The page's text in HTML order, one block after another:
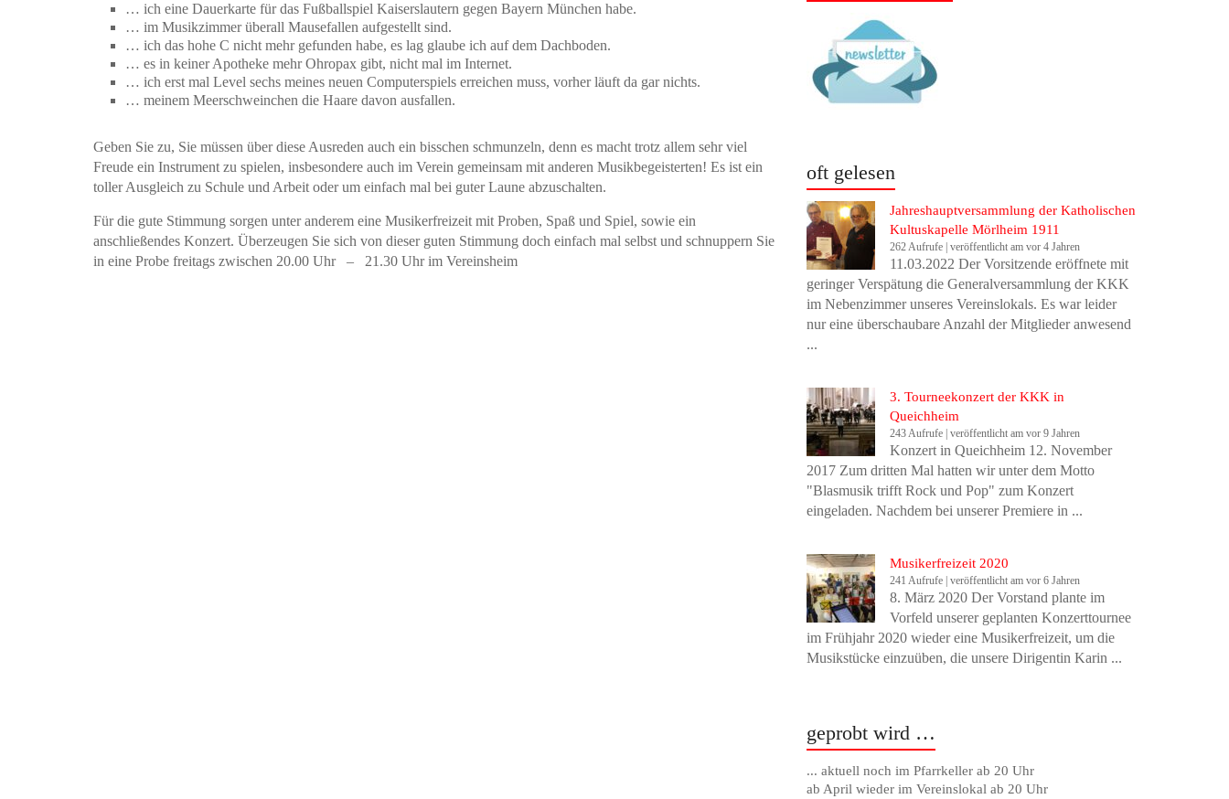
… ich eine Dauerkarte für das Fußballspiel Kaiserslautern gegen Bayern München habe.
… im Musikzimmer überall Mausefallen aufgestellt sind.
… ich das hohe C nicht mehr gefunden habe, es lag glaube ich auf dem Dachboden.
… es in keiner Apotheke mehr Ohropax gibt, nicht mal im Internet.
… ich erst mal Level sechs meines neuen Computerspiels erreichen muss, vorher läuft da gar nichts.
… meinem Meerschweinchen die Haare davon ausfallen.
Geben Sie zu, Sie müssen über diese Ausreden auch ein bisschen schmunzeln, denn es macht trotz allem sehr viel
Freude ein Instrument zu spielen, insbesondere auch im Verein gemeinsam mit anderen Musikbegeisterten! Es ist ein
toller Ausgleich zu Schule und Arbeit oder um einfach mal bei guter Laune abzuschalten.
Für die gute Stimmung sorgen unter anderem eine Musikerfreizeit mit Proben, Spaß und Spiel, sowie ein
anschließendes Konzert. Überzeugen Sie sich von dieser guten Stimmung doch einfach mal selbst und schnuppern Sie
in eine Probe freitags zwischen 20.00 Uhr – 21.30 Uhr im Vereinsheim
oft gelesen
Jahreshauptversammlung der Katholischen
Kultuskapelle Mörlheim 1911
262 Aufrufe |veröffentlicht am vor 4 Jahren
11.03.2022 Der Vorsitzende eröffnete mit
geringer Verspätung die Generalversammlung der KKK
im Nebenzimmer unseres Vereinslokals. Es war leider
nur eine überschaubare Anzahl der Mitglieder anwesend
...
3. Tourneekonzert der KKK in
Queichheim
243 Aufrufe |veröffentlicht am vor 9 Jahren
Konzert in Queichheim 12. November
2017 Zum dritten Mal hatten wir unter dem Motto
"Blasmusik trifft Rock und Pop" zum Konzert
eingeladen. Nachdem bei unserer Premiere in ...
Musikerfreizeit 2020
241 Aufrufe |veröffentlicht am vor 6 Jahren
8. März 2020 Der Vorstand plante im
Vorfeld unserer geplanten Konzerttournee
im Frühjahr 2020 wieder eine Musikerfreizeit, um die
Musikstücke einzuüben, die unsere Dirigentin Karin ...
geprobt wird …
... aktuell noch im Pfarrkeller ab 20 Uhr
ab April wieder im Vereinslokal ab 20 Uhr